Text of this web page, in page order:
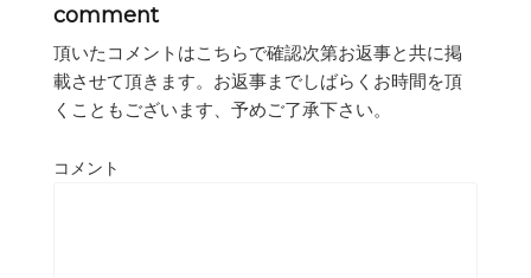
comment
頂いたコメントはこちらで確認次第お返事と共に掲
載させて頂きます。お返事までしばらくお時間を頂
くこともございます、予めご了承下さい。
コメント